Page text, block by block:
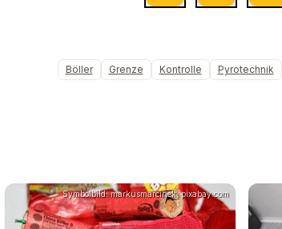
Böller Grenze Kontrolle Pyrotechnik
Symbolbild: markusmarcinek, pixabay.com